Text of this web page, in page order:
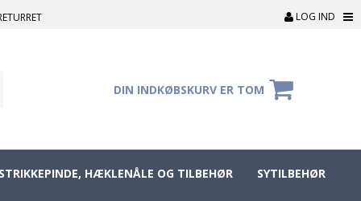
LOG IND
DIN INDKØBSKURV ER TOM
STRIKKEPINDE, HÆKLENÅLE OG TILBEHØR SYTILBEHØR